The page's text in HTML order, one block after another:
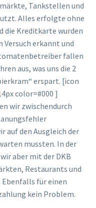
Tankstellen und
Alles erfolgte ohne
die Kreditkarte wurden
erkannt und
fallen
aus, was uns die 2
erspart. [icon
color=#000 ]
wir zwischendurch
auf den Ausgleich der
mussten. In der
aber mit der DKB
Restaurants und
für einen
kein Problem.